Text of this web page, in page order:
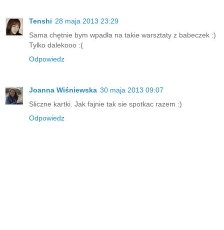
Tenshi 28 maja 2013 23:29
Sama chętnie bym wpadła na takie warsztaty z babeczek :)
Tylko dalekooo :(
Odpowiedz
Joanna Wiśniewska 30 maja 2013 09:07
Sliczne kartki. Jak fajnie tak sie spotkac razem :)
Odpowiedz